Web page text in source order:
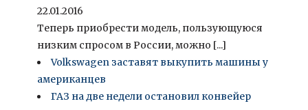
22.01.2016
Теперь приобрести модель, пользующуюся
низким спросом в России, можно [...]
Volkswagen заставят выкупить машины у
американцев
ГАЗ на две недели остановил конвейер